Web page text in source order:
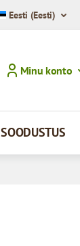
Eesti (Eesti)
Minu konto
SOODUSTUS